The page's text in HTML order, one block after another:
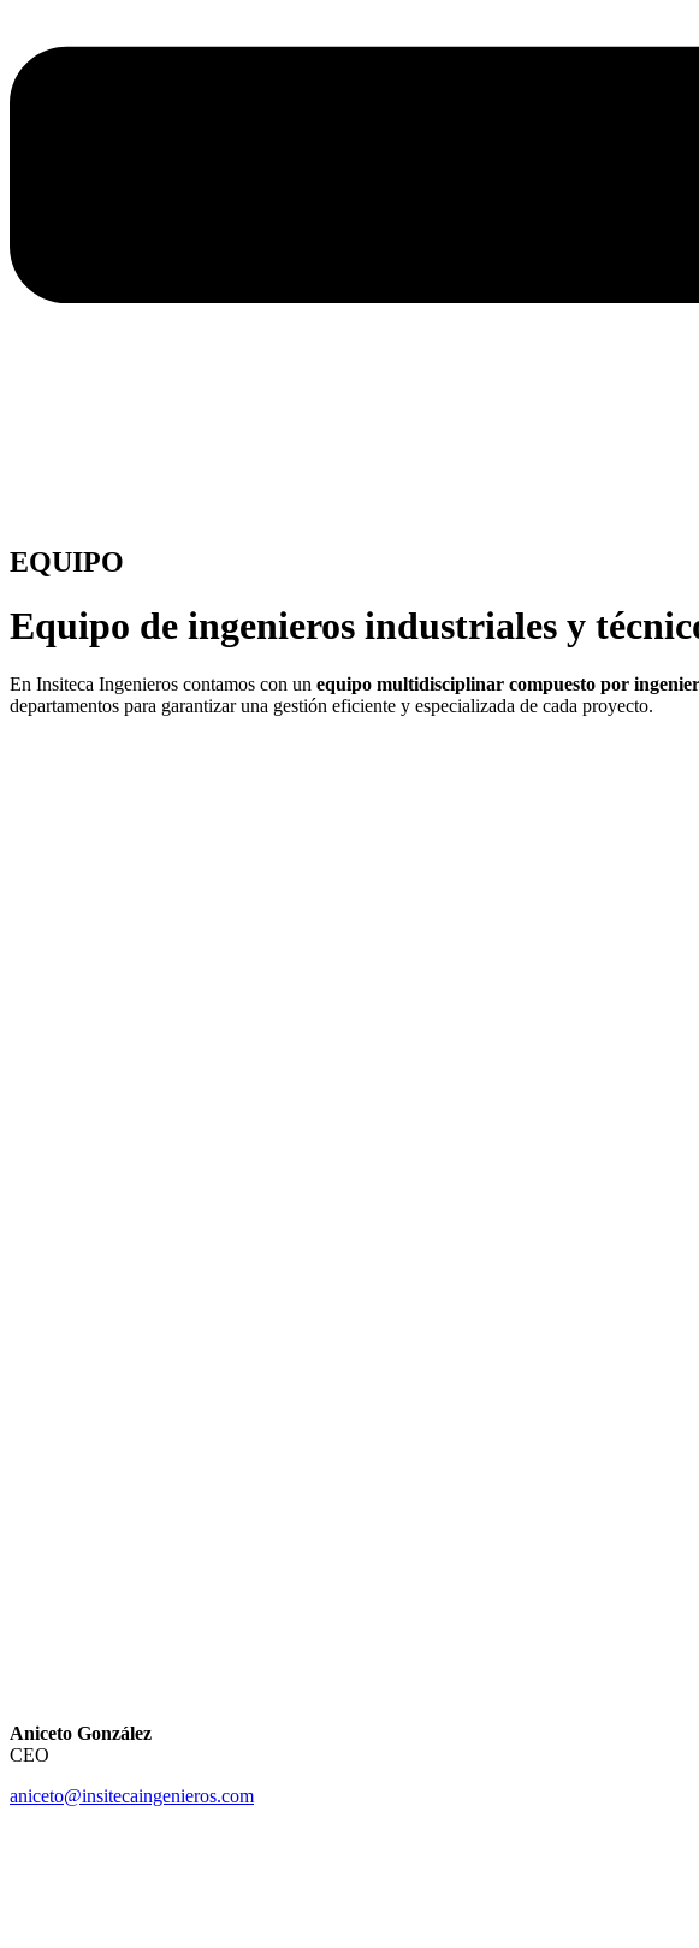
EQUIPO
Equipo de ingenieros industriales y
En Insiteca Ingenieros contamos con un equipo multidisciplinar compuesto por
departamentos para garantizar una gestión eficiente y especializada de cada proyecto.
Aniceto González
CEO
aniceto@insitecaingenieros.com